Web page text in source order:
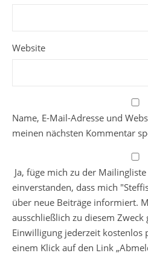
Website
Name, E-Mail-Adresse und
meinen nächsten Kommentar
Ja, füge mich zu der
einverstanden, dass mich
über neue Beiträge informiert.
ausschließlich zu diesem Zweck
Einwilligung jederzeit
einem Klick auf den Link